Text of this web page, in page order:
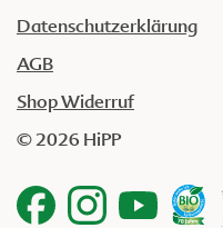
Datenschutzerklärung
AGB
Shop Widerruf
© 2026 HiPP